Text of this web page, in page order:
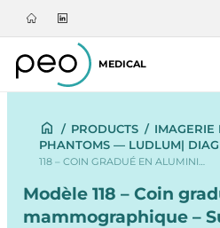
MEDICAL
/ PRODUCTS / IMAGERIE
PHANTOMS — LUDLUM|
118 – COIN GRADUÉ EN ALUMINI…
Modèle 118 – Coin
mammographique –